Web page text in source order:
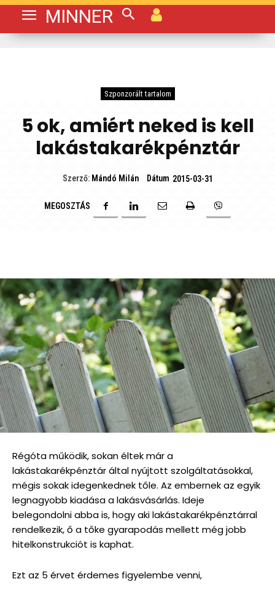
MINNER
Szponzorált tartalom
5 ok, amiért neked is kell
lakástakarékpénztár
Szerző: Mándó Milán Dátum 2015-03-31
MEGOSZTÁS
Régóta működik, sokan éltek már a
lakástakarékpénztár által nyújtott szolgáltatásokkal,
mégis sokak idegenkednek tőle. Az embernek az egyik
legnagyobb kiadása a lakásvásárlás. Ideje
belegondolni abba is, hogy aki lakástakarékpénztárral
rendelkezik, ő a tőke gyarapodás mellett még jobb
hitelkonstrukciót is kaphat.
Ezt az 5 érvet érdemes figyelembe venni,